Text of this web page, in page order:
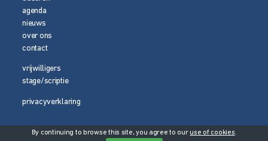
agenda
nieuws
over ons
contact
vrijwilligers
stage/scriptie
privacyverklaring
© 2026 Media Magneet
By continuing to browse this site, you agree to our use of cookies.